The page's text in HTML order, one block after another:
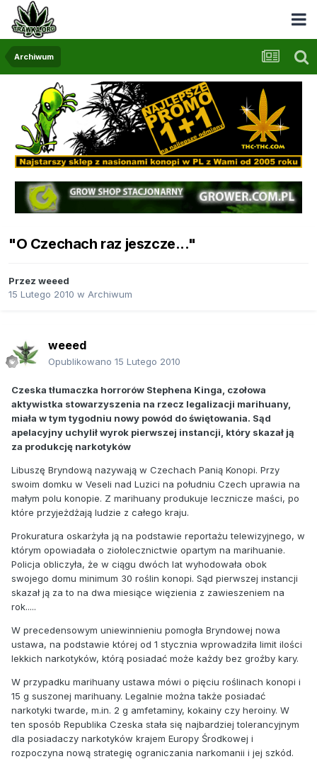
Archiwum
"O Czechach raz jeszcze..."
Przez weeed
15 Lutego 2010 w Archiwum
weeed
Opublikowano 15 Lutego 2010
Czeska tłumaczka horrorów Stephena Kinga, czołowa
aktywistka stowarzyszenia na rzecz legalizacji marihuany,
miała w tym tygodniu nowy powód do świętowania. Sąd
apelacyjny uchylił wyrok pierwszej instancji, który skazał ją
za produkcję narkotyków
Libuszę Bryndową nazywają w Czechach Panią Konopi. Przy
swoim domku w Veseli nad Luzici na południu Czech uprawia na
małym polu konopie. Z marihuany produkuje lecznicze maści, po
które przyjeżdżają ludzie z całego kraju.
Prokuratura oskarżyła ją na podstawie reportażu telewizyjnego, w
którym opowiadała o ziołolecznictwie opartym na marihuanie.
Policja obliczyła, że w ciągu dwóch lat wyhodowała obok
swojego domu minimum 30 roślin konopi. Sąd pierwszej instancji
skazał ją za to na dwa miesiące więzienia z zawieszeniem na
rok.....
W precedensowym uniewinnieniu pomogła Bryndowej nowa
ustawa, na podstawie której od 1 stycznia wprowadziła limit ilości
lekkich narkotyków, którą posiadać może każdy bez groźby kary.
W przypadku marihuany ustawa mówi o pięciu roślinach konopi i
15 g suszonej marihuany. Legalnie można także posiadać
narkotyki twarde, m.in. 2 g amfetaminy, kokainy czy heroiny. W
ten sposób Republika Czeska stała się najbardziej tolerancyjnym
dla posiadaczy narkotyków krajem Europy Środkowej i
rozpoczyna nową strategię ograniczania narkomanii i jej szkód.